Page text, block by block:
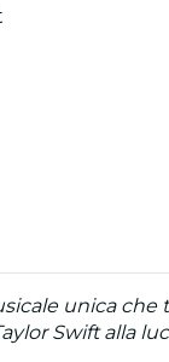
unica che
Swift alla